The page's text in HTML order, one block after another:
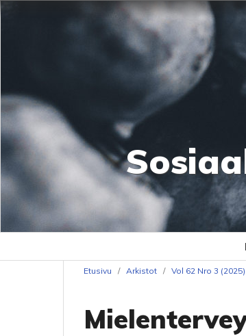
Etusivu / Arkistot / Vol 62 Nro 3 (2025)